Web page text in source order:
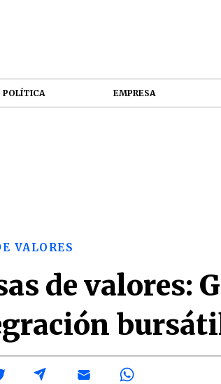
POLÍTICA EMPRESA
VALORES
de valores: